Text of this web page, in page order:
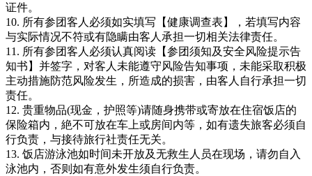
证件。
10. 所有参团客人必须如实填写【健康调查表】，若填写内容
与实际情况不符或有隐瞒由客人承担一切相关法律责任。
11. 所有参团客人必须认真阅读【参团须知及安全风险提示告
知书】并签字，对客人未能遵守风险告知事项，未能采取积极
主动措施防范风险发生，所造成的损害，由客人自行承担一切
责任。
12. 贵重物品(现金，护照等)请随身携带或寄放在住宿饭店的
保险箱内，絶不可放在车上或房间内等，如有遗失旅客必须自
行负责，与接待旅行社责任无关。
13. 饭店游泳池如时间未开放及无救生人员在现场，请勿自入
泳池内，否则如有意外发生须自行负责。